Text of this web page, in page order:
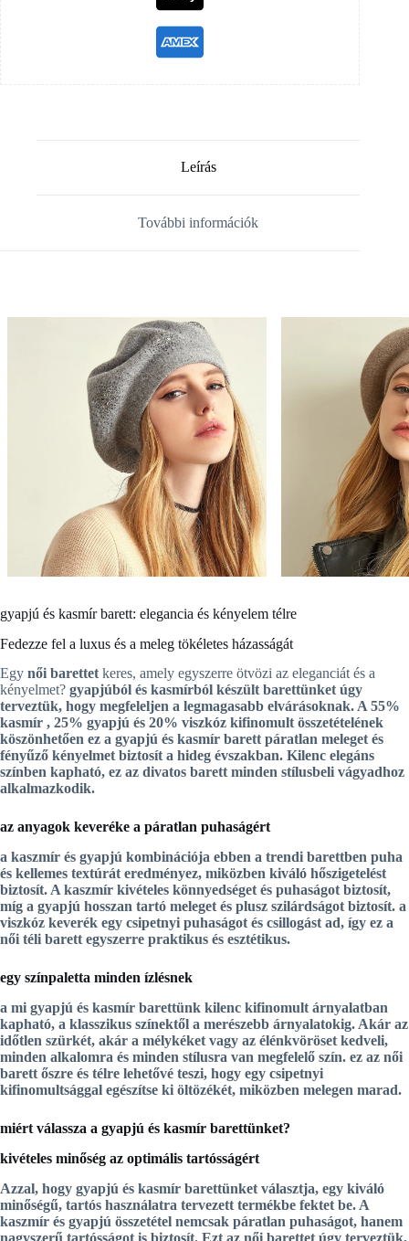
Leírás
További információk
gyapjú és kasmír barett: elegancia és kényelem télre
Fedezze fel a luxus és a meleg tökéletes házasságát
Egy női barettet keres, amely egyszerre ötvözi az eleganciát és a
kényelmet? gyapjúból és kasmírból készült barettünket úgy
terveztük, hogy megfeleljen a legmagasabb elvárásoknak. A 55%
kasmír , 25% gyapjú és 20% viszkóz kifinomult összetételének
köszönhetően ez a gyapjú és kasmír barett páratlan meleget és
fényűző kényelmet biztosít a hideg évszakban. Kilenc elegáns
színben kapható, ez az divatos barett minden stílusbeli vágyadhoz
alkalmazkodik.
az anyagok keveréke a páratlan puhaságért
a kaszmír és gyapjú kombinációja ebben a trendi barettben puha
és kellemes textúrát eredményez, miközben kiváló hőszigetelést
biztosít. A kaszmír kivételes könnyedséget és puhaságot biztosít,
míg a gyapjú hosszan tartó meleget és plusz szilárdságot biztosít. a
viszkóz keverék egy csipetnyi puhaságot és csillogást ad, így ez a
női téli barett egyszerre praktikus és esztétikus.
egy színpaletta minden ízlésnek
a mi gyapjú és kasmír barettünk kilenc kifinomult árnyalatban
kapható, a klasszikus színektől a merészebb árnyalatokig. Akár az
időtlen szürkét, akár a mélykéket vagy az élénkvöröset kedveli,
minden alkalomra és minden stílusra van megfelelő szín. ez az női
barett őszre és télre lehetővé teszi, hogy egy csipetnyi
kifinomultsággal egészítse ki öltözékét, miközben melegen marad.
miért válassza a gyapjú és kasmír barettünket?
kivételes minőség az optimális tartósságért
Azzal, hogy gyapjú és kasmír barettünket választja, egy kiváló
minőségű, tartós használatra tervezett termékbe fektet be. A
kaszmír és gyapjú összetétel nemcsak páratlan puhaságot, hanem
nagyszerű tartósságot is biztosít. Ezt az női barettet úgy terveztük,